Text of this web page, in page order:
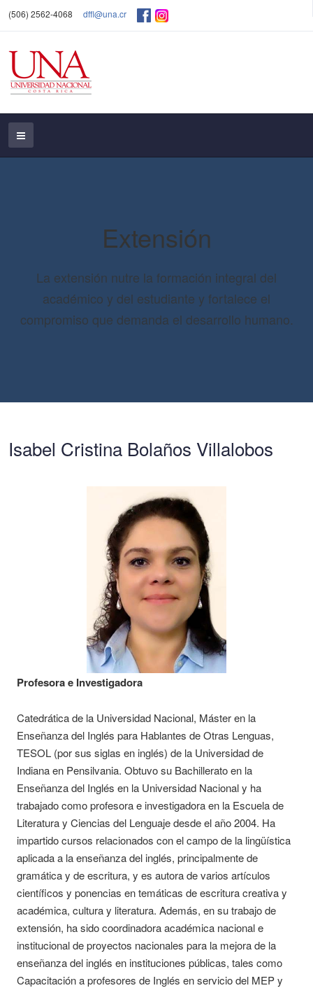
(506) 2562-4068 dffl@una.cr
Extensión
La extensión nutre la formación integral del
académico y del estudiante y fortalece el
compromiso que demanda el desarrollo humano.
Isabel Cristina Bolaños Villalobos
Profesora e Investigadora
Catedrática de la Universidad Nacional, Máster en la
Enseñanza del Inglés para Hablantes de Otras Lenguas,
TESOL (por sus siglas en inglés) de la Universidad de
Indiana en Pensilvania. Obtuvo su Bachillerato en la
Enseñanza del Inglés en la Universidad Nacional y ha
trabajado como profesora e investigadora en la Escuela de
Literatura y Ciencias del Lenguaje desde el año 2004. Ha
impartido cursos relacionados con el campo de la lingüística
aplicada a la enseñanza del inglés, principalmente de
gramática y de escritura, y es autora de varios artículos
científicos y ponencias en temáticas de escritura creativa y
académica, cultura y literatura. Además, en su trabajo de
extensión, ha sido coordinadora académica nacional e
institucional de proyectos nacionales para la mejora de la
enseñanza del inglés en instituciones públicas, tales como
Capacitación a profesores de Inglés en servicio del MEP y